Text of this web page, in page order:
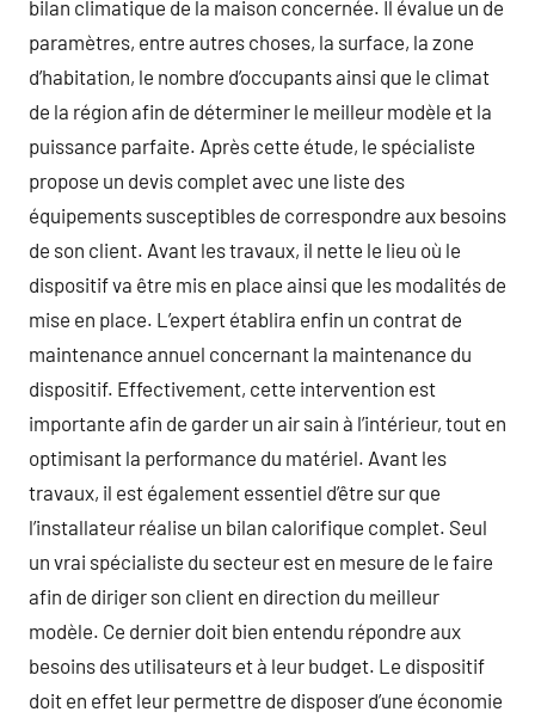
bilan climatique de la maison concernée. Il évalue un de
paramètres, entre autres choses, la surface, la zone
d’habitation, le nombre d’occupants ainsi que le climat
de la région afin de déterminer le meilleur modèle et la
puissance parfaite. Après cette étude, le spécialiste
propose un devis complet avec une liste des
équipements susceptibles de correspondre aux besoins
de son client. Avant les travaux, il nette le lieu où le
dispositif va être mis en place ainsi que les modalités de
mise en place. L’expert établira enfin un contrat de
maintenance annuel concernant la maintenance du
dispositif. Effectivement, cette intervention est
importante afin de garder un air sain à l’intérieur, tout en
optimisant la performance du matériel. Avant les
travaux, il est également essentiel d’être sur que
l’installateur réalise un bilan calorifique complet. Seul
un vrai spécialiste du secteur est en mesure de le faire
afin de diriger son client en direction du meilleur
modèle. Ce dernier doit bien entendu répondre aux
besoins des utilisateurs et à leur budget. Le dispositif
doit en effet leur permettre de disposer d’une économie